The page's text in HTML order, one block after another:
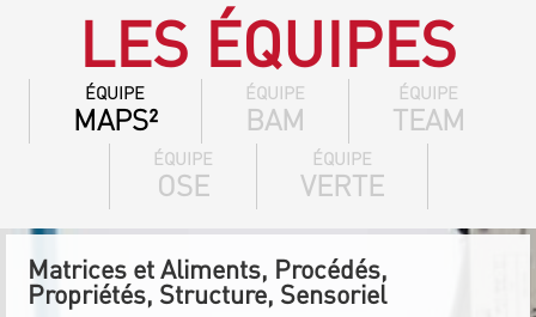
LES ÉQUIPES
ÉQUIPE
MAPS²
ÉQUIPE
BAM
ÉQUIPE
TEAM
ÉQUIPE
OSE
ÉQUIPE
VERTE
Matrices et Aliments, Procédés,
Propriétés, Structure, Sensoriel